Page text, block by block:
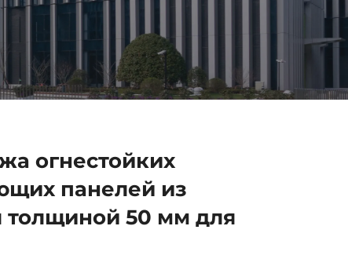
огнестойких
панелей из
толщиной 50 мм для